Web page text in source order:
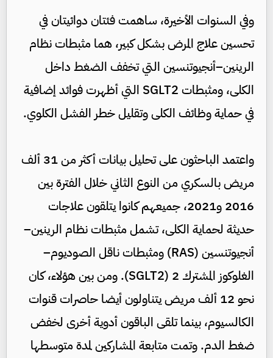
وفي السنوات الأخيرة، ساهمت فئتان دوائيتان في
تحسين علاج المرض بشكل كبير، هما مثبطات نظام
الرينين–أنجيوتنسين التي تخفف الضغط داخل
الكلى، ومثبطات SGLT2 التي أظهرت فوائد إضافية
في حماية وظائف الكلى وتقليل خطر الفشل الكلوي.
واعتمد الباحثون على تحليل بيانات أكثر من 31 ألف
مريض بالسكري من النوع الثاني خلال الفترة بين
2016 و2021، جميعهم كانوا يتلقون علاجات
حديثة لحماية الكلى، تشمل مثبطات نظام الرينين–
أنجيوتنسين (RAS) ومثبطات ناقل الصوديوم–
الغلوكوز المشترك 2 (SGLT2). ومن بين هؤلاء، كان
نحو 12 ألف مريض يتناولون أيضا حاصرات قنوات
الكالسيوم، بينما تلقى الباقون أدوية أخرى لخفض
ضغط الدم. وتمت متابعة المشاركين لمدة متوسطها